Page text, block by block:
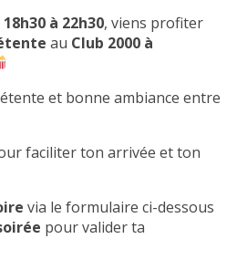
18h30 à 22h30, viens profiter
au Club 2000 à
et bonne ambiance entre
faciliter ton arrivée et ton
via le formulaire ci-dessous
pour valider ta